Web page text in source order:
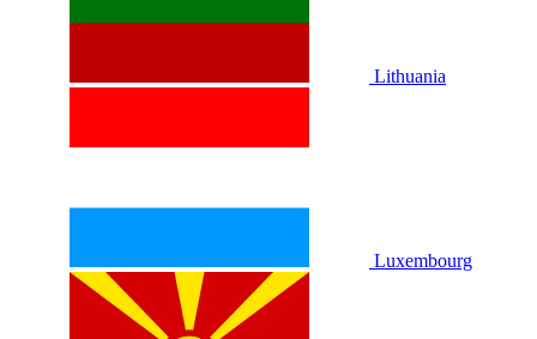
Lithuania
Luxembourg